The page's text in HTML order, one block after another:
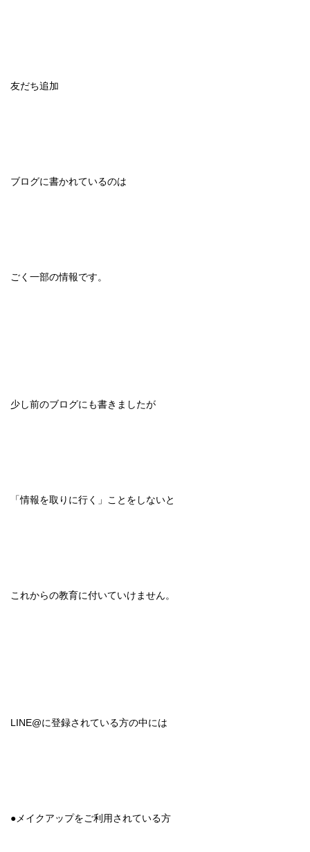
友だち追加
ブログに書かれているのは
ごく一部の情報です。
少し前のブログにも書きましたが
「情報を取りに行く」ことをしないと
これからの教育に付いていけません。
LINE@に登録されている方の中には
●メイクアップをご利用されている方